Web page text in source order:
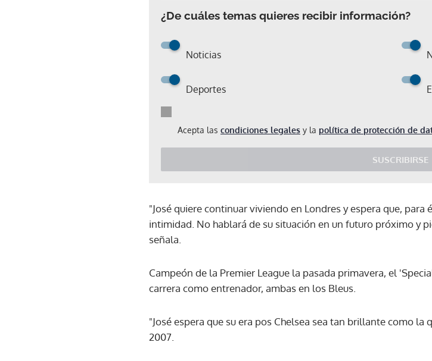
¿De cuáles temas quieres recibir información?
Noticias
Deportes
Acepta las condiciones legales y la política de protección de
SUSCRIBIRSE
Gracias por suscribirte a
"José quiere continuar viviendo en Londres y espera que,
intimidad. No hablará de su situación en un futuro próximo y
señala.
Campeón de la Premier League la pasada primavera, el
carrera como entrenador, ambas en los Bleus.
"José espera que su era pos Chelsea sea tan brillante como
2007.